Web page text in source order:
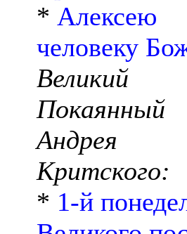
* Алексею
человеку
Великий
Покаянный
Андрея
Критского:
* 1-й